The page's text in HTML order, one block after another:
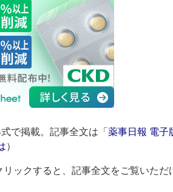
で掲載。記事全文は「 薬事日報 電子
）
ックすると、記事全文をご覧いただ